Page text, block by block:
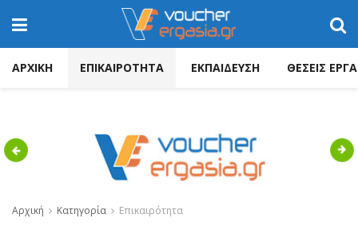
ΑΡΧΙΚΗ ΕΠΙΚΑΙΡΟΤΗΤΑ ΕΚΠΑΙΔΕΥΣΗ ΘΕΣΕΙΣ
Previous
Αρχική Κατηγορία Επικαιρότητα